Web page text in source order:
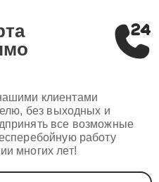
клиентами
без выходных и
все возможные
работу
многих лет!